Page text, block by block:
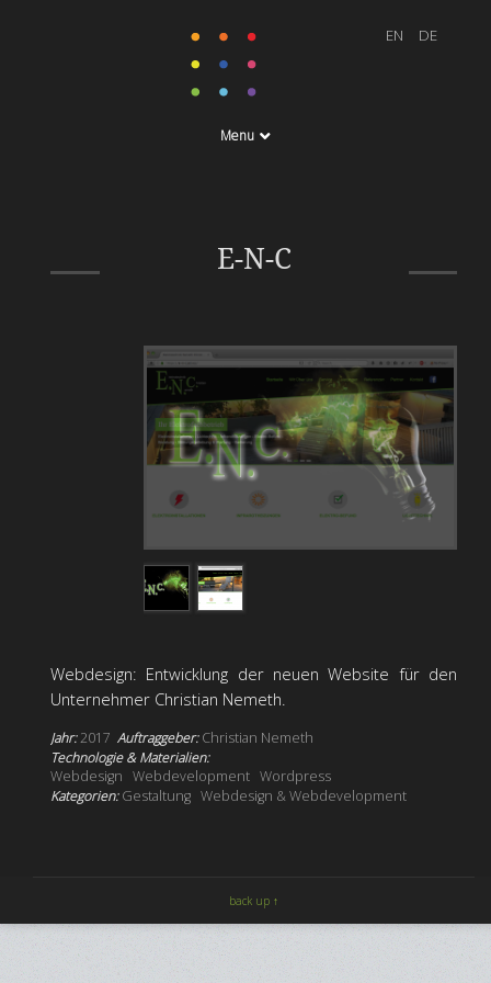
Menu
E-N-C
Webdesign: Entwicklung der neuen Website für den
Unternehmer Christian Nemeth.
Jahr:2017 Auftraggeber:Christian Nemeth
Technologie & Materialien:
Webdesign Webdevelopment Wordpress
Kategorien:Gestaltung Webdesign & Webdevelopment
back up ↑